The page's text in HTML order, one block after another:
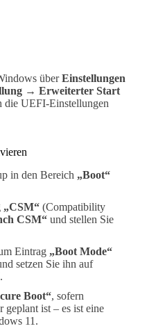
überEinstellungen
→ Erweiterter Start
die UEFI-Einstellungen
in den Bereich „Boot“
„CSM“ (Compatibility
CSM“ und stellen Sie
Eintrag „Boot Mode“
setzen Sie ihn auf
.
Boot“, sofern
geplant ist – es ist eine
11.